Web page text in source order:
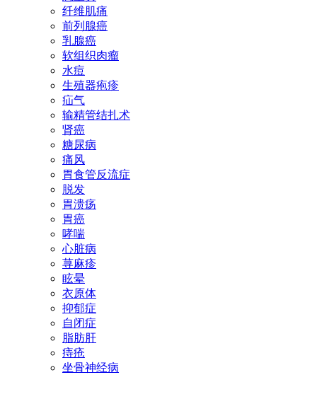
纤维肌痛
前列腺癌
乳腺癌
软组织肉瘤
水痘
生殖器疱疹
疝气
输精管结扎术
肾癌
糖尿病
痛风
胃食管反流症
脱发
胃溃疡
胃癌
哮喘
心脏病
荨麻疹
眩晕
衣原体
抑郁症
自闭症
脂肪肝
痔疮
坐骨神经病